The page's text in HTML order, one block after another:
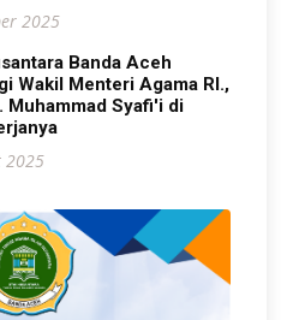
2025
Banda Aceh
Wakil Menteri Agama RI.,
Muhammad Syafi'i di
2025